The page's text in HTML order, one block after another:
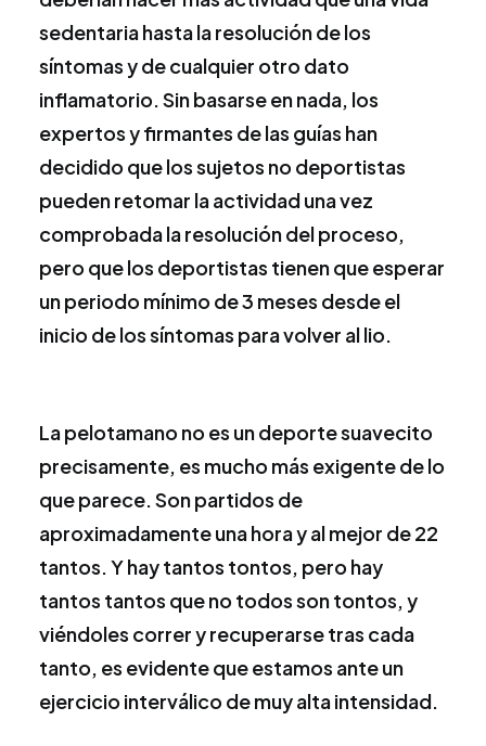
sedentaria hasta la resolución de los
síntomas y de cualquier otro dato
inflamatorio. Sin basarse en nada, los
expertos y firmantes de las guías han
decidido que los sujetos no deportistas
pueden retomar la actividad una vez
comprobada la resolución del proceso,
pero que los deportistas tienen que esperar
un periodo mínimo de 3 meses desde el
inicio de los síntomas para volver al lio.
La pelotamano no es un deporte suavecito
precisamente, es mucho más exigente de lo
que parece. Son partidos de
aproximadamente una hora y al mejor de 22
tantos. Y hay tantos tontos, pero hay
tantos tantos que no todos son tontos, y
viéndoles correr y recuperarse tras cada
tanto, es evidente que estamos ante un
ejercicio interválico de muy alta intensidad.